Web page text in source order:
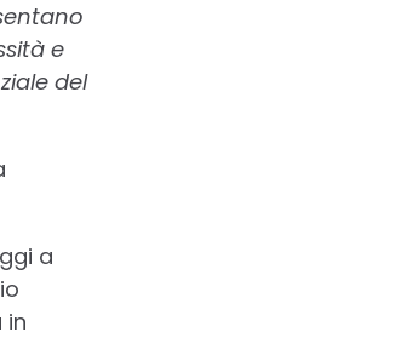
e
del
a
in